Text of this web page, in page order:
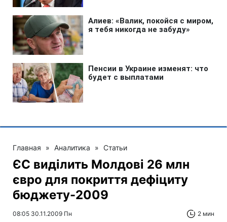
Главная » Аналитика » Статьи
ЄС виділить Молдові 26 млн
євро для покриття дефіциту
бюджету-2009
08:05 30.11.2009 Пн 2 мин